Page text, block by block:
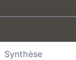
Synthèse